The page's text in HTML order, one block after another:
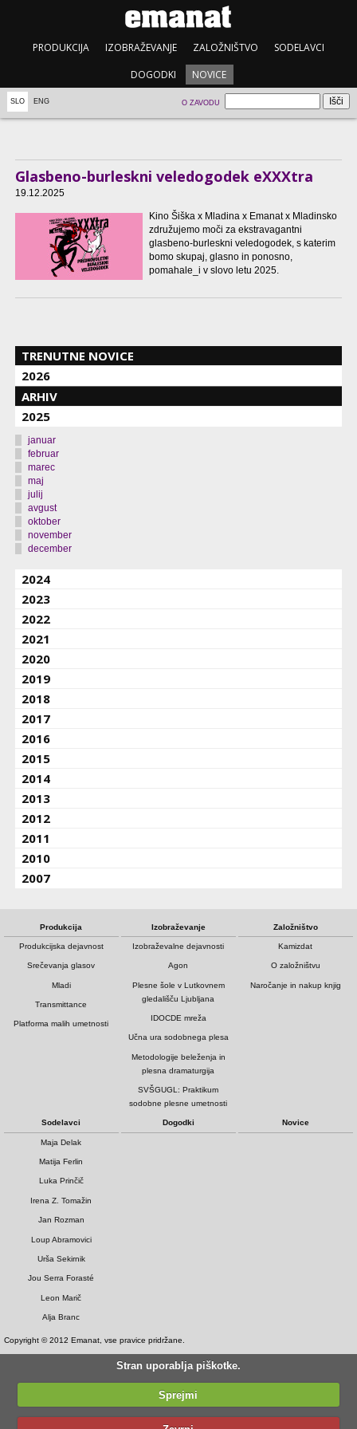
PRODUKCIJA IZOBRAŽEVANJE ZALOŽNIŠTVO SODELAVCI
DOGODKI NOVICE
SLO ENG O ZAVODU
Glasbeno-burleskni veledogodek eXXXtra
19.12.2025
Kino Šiška x Mladina x Emanat x Mladinsko
združujemo moči za ekstravagantni
glasbeno-burleskni veledogodek, s katerim
bomo skupaj, glasno in ponosno,
pomahale_i v slovo letu 2025.
TRENUTNE NOVICE
2026
ARHIV
2025
januar
februar
marec
maj
julij
avgust
oktober
november
december
2024
2023
2022
2021
2020
2019
2018
2017
2016
2015
2014
2013
2012
2011
2010
2007
Produkcija
Produkcijska dejavnost
Srečevanja glasov
Mladi
Transmittance
Platforma malih umetnosti
Izobraževanje
Izobraževalne dejavnosti
Agon
Plesne šole v Lutkovnem
gledališču Ljubljana
IDOCDE mreža
Učna ura sodobnega plesa
Metodologije beleženja in
plesna dramaturgija
SVŠGUGL: Praktikum
sodobne plesne umetnosti
Založništvo
Kamizdat
O založništvu
Naročanje in nakup knjig
Sodelavci
Maja Delak
Matija Ferlin
Luka Prinčič
Irena Z. Tomažin
Jan Rozman
Loup Abramovici
Urša Sekirnik
Jou Serra Forasté
Leon Marič
Alja Branc
Dogodki Novice
Copyright © 2012 Emanat, vse pravice pridržane.
Stran uporablja piškotke.
Sprejmi